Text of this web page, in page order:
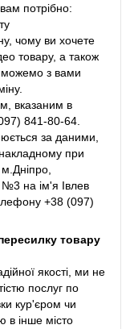
потрібно:
чому ви хочете
товару, а також
можемо з вами
вказаним в
841-80-64.
за даними,
при
на ім'я Івлев
+38 (097)
товару
якості, ми не
послуг по
кур'єром чи
в інше місто